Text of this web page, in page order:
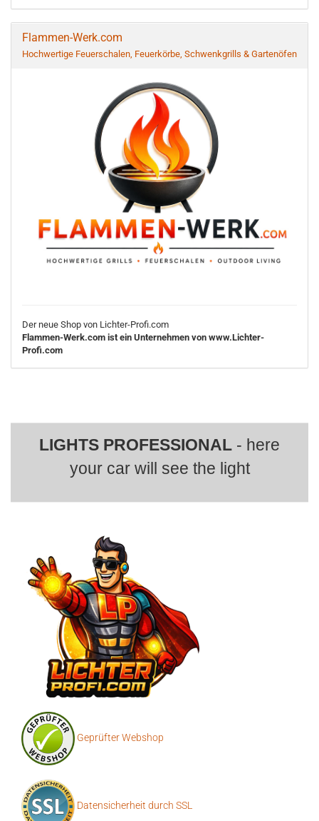
Flammen-Werk.com
Hochwertige Feuerschalen, Feuerkörbe, Schwenkgrills & Gartenöfen
Der neue Shop von Lichter-Profi.com
Flammen-Werk.com ist ein Unternehmen von www.Lichter-
Profi.com
LIGHTS PROFESSIONAL - here
your car will see the light
Geprüfter Webshop
Datensicherheit durch SSL